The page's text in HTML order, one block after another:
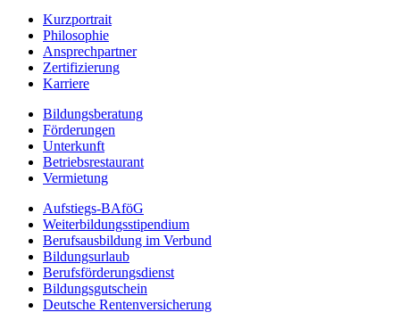
Kurzportrait
Philosophie
Ansprechpartner
Zertifizierung
Karriere
Bildungsberatung
Förderungen
Unterkunft
Betriebsrestaurant
Vermietung
Aufstiegs-BAföG
Weiterbildungsstipendium
Berufsausbildung im Verbund
Bildungsurlaub
Berufsförderungsdienst
Bildungsgutschein
Deutsche Rentenversicherung